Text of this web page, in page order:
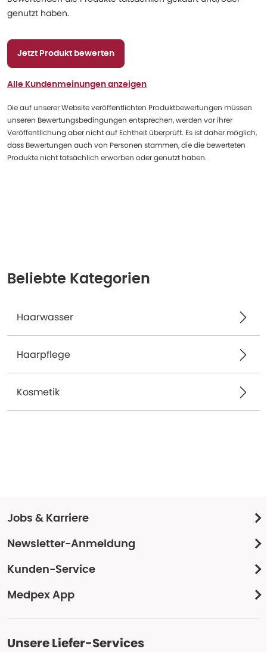
genutzt haben.
Jetzt Produkt bewerten
Alle Kundenmeinungen anzeigen
Die auf unserer Website veröffentlichten Produktbewertungen müssen
unseren Bewertungsbedingungen entsprechen, werden vor ihrer
Veröffentlichung aber nicht auf Echtheit überprüft. Es ist daher möglich,
dass Bewertungen auch von Personen stammen, die die bewerteten
Produkte nicht tatsächlich erworben oder genutzt haben.
Beliebte Kategorien
Haarwasser
Haarpflege
Kosmetik
Jobs & Karriere
Newsletter-Anmeldung
Kunden-Service
Medpex App
Unsere Liefer-Services